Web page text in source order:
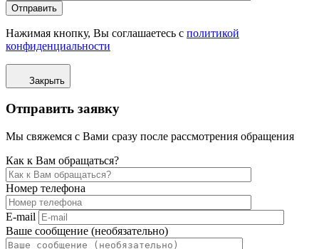
Отправить
Нажимая кнопку, Вы соглашаетесь с политикой
конфиденциальности
Закрыть
Отправить заявку
Мы свяжемся с Вами сразу после рассмотрения обращения
Как к Вам обращаться?
Номер телефона
E-mail
Ваше сообщение (необязательно)